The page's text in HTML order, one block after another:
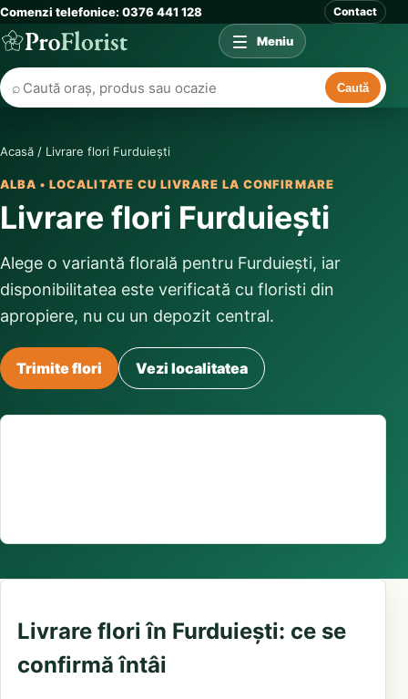
Comenzi telefonice: 0376 441 128 Contact
⌕ Caută
Meniu
Acasă / Livrare flori Furduiești
ALBA • LOCALITATE CU LIVRARE LA CONFIRMARE
Livrare flori Furduiești
Alege o variantă florală pentru Furduiești, iar
disponibilitatea este verificată cu floristi din
apropiere, nu cu un depozit central.
Trimite flori Vezi localitatea
Livrare flori în Furduiești: ce se
confirmă întâi